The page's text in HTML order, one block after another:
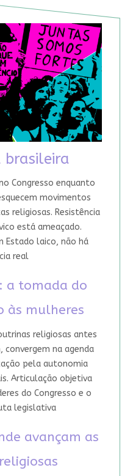
brasileira
Congresso enquanto
movimentos
religiosas. Resistência
está ameaçado.
Estado laico, não há
real
a tomada do
às mulheres
religiosas antes
convergem na agenda
pela autonomia
Articulação objetiva
do Congresso e o
legislativa
avançam as